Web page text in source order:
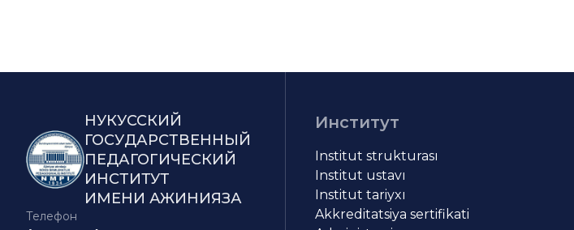
НУКУССКИЙ
ГОСУДАРСТВЕННЫЙ
ПЕДАГОГИЧЕСКИЙ
ИНСТИТУТ
ИМЕНИ АЖИНИЯЗА
Телефон
Институт
Institut strukturası
Institut ustavı
Institut tariyxı
Akkreditatsiya sertifikati